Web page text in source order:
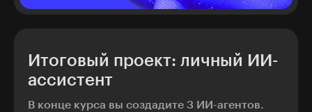
Итоговый проект: личный ИИ-
ассистент
В конце курса вы создадите 3 ИИ-агентов.